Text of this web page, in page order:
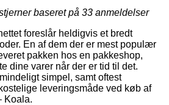
baseret på 33 anmeldelser
foreslår heldigvis et bredt
En af dem der er mest populær
pakken hos en pakkeshop,
dine varer når der er tid til det.
simpel, samt oftest
leveringsmåde ved køb af
Koala.